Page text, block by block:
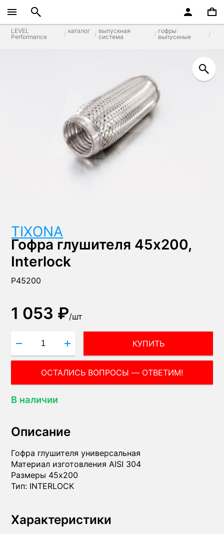
LEVEL
Performance
каталог
выпускная
система
гофры
выпускные
TIXONA
Гофра глушителя 45x200,
Interlock
P45200
1 053 ₽/шт
КУПИТЬ
ОСТАЛИСЬ ВОПРОСЫ — ОТВЕТИМ!
В наличии
Описание
Гофра глушителя универсальная
Материал изготовления AISI 304
Размеры 45x200
Тип: INTERLOCK
Характеристики